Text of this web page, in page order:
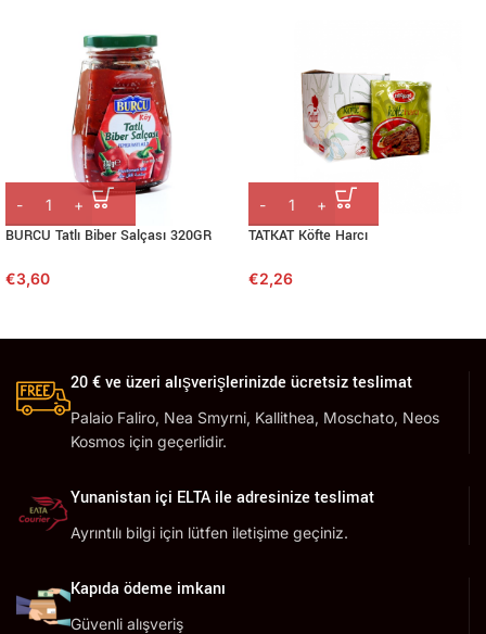
BURCU Tatlı Biber Salçası 320GR
€3,60
TATKAT Köfte Harcı
€2,26
20 € ve üzeri alışverişlerinizde ücretsiz teslimat
Palaio Faliro, Nea Smyrni, Kallithea, Moschato, Neos
Kosmos için geçerlidir.
Yunanistan içi ELTA ile adresinize teslimat
Ayrıntılı bilgi için lütfen iletişime geçiniz.
Kapıda ödeme imkanı
Güvenli alışveriş